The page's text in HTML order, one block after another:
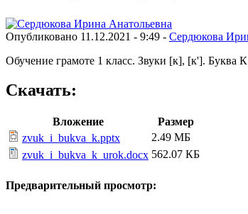
Опубликовано 11.12.2021 - 9:49 - Сердюкова
Обучение грамоте 1 класс. Звуки [к], [к']. Буква
Скачать:
Вложение
Размер
zvuk_i_bukva_k.pptx
2.49 МБ
zvuk_i_bukva_k_urok.docx 562.07 КБ
Предварительный просмотр: